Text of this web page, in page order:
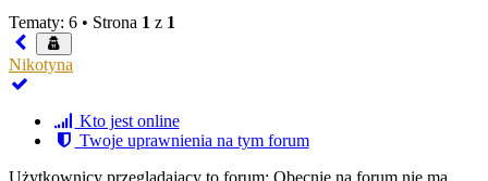
Tematy: 6 • Strona 1 z 1
Nikotyna
Kto jest online
Twoje uprawnienia na tym forum
Użytkownicy przeglądający to forum: Obecnie na forum nie ma